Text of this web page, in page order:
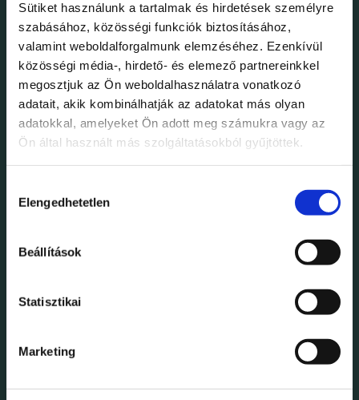
Sütiket használunk a tartalmak és hirdetések személyre
szabásához, közösségi funkciók biztosításához,
valamint weboldalforgalmunk elemzéséhez. Ezenkívül
közösségi média-, hirdető- és elemező partnereinkkel
megosztjuk az Ön weboldalhasználatra vonatkozó
adatait, akik kombinálhatják az adatokat más olyan
adatokkal, amelyeket Ön adott meg számukra vagy az
Ön által használt más szolgáltatásokból gyűjtöttek.
kiválasztása
Elengedhetetlen
Beállítások
Statisztikai
Marketing
GROOVEHOUSE 03.20. – MOM LEROY